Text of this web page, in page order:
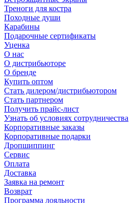
Треноги для костра
Походные души
Карабины
Подарочные сертификаты
Уценка
О нас
О дистрибьюторе
О бренде
Купить оптом
Стать дилером/дистрибьютором
Стать партнером
Получить прайс-лист
Узнать об условиях сотрудничества
Корпоративные заказы
Корпоративные подарки
Дропшиппинг
Сервис
Оплата
Доставка
Заявка на ремонт
Возврат
Программа лояльности